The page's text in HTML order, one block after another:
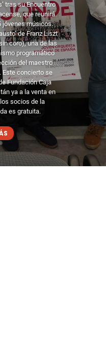
tras su Encuentro
que reunirá
jóvenes músicos.
de Franz Liszt
coro), una de las
programático
del maestro
Este concierto se
Fundación Caja
ya a la venta en
socios de la
es gratuita.